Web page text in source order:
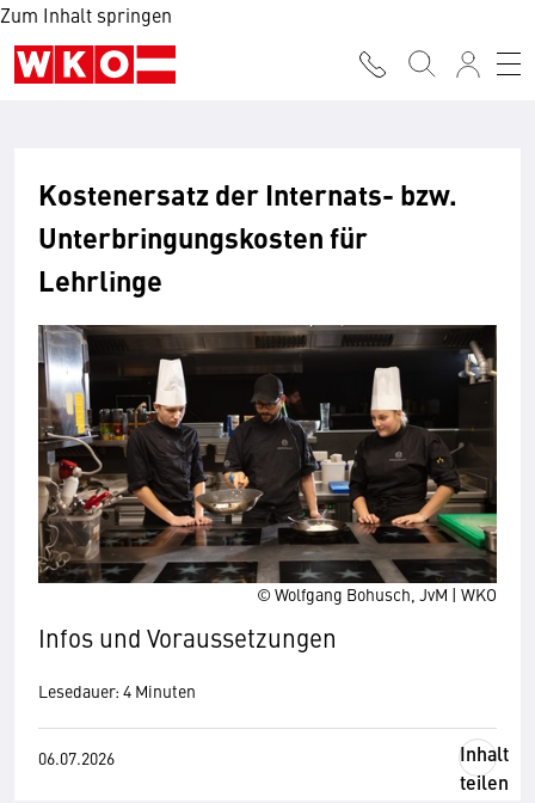
Zum Inhalt springen
© Wolfgang Bohusch, JvM | WKO
Kostenersatz der Internats- bzw.
Unterbringungskosten für
Lehrlinge
Infos und Voraussetzungen
Lesedauer: 4 Minuten
06.07.2026
Inhalt
teilen